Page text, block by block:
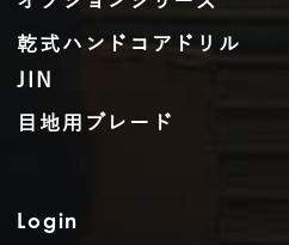
乾式ハンドコアドリル
JIN
目地用ブレード
Login